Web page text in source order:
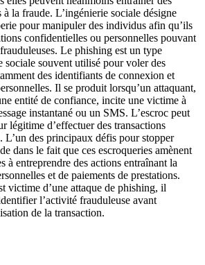
à la fraude. L’ingénierie sociale désigne
pour manipuler des individus afin qu’ils
confidentielles ou personnelles pouvant
Le phishing est un type
sociale souvent utilisé pour voler des
des identifiants de connexion et
Il se produit lorsqu’un attaquant,
entité de confiance, incite une victime à
instantané ou un SMS. L’escroc peut
légitime d’effectuer des transactions
L’un des principaux défis pour stopper
dans le fait que ces escroqueries amènent
à entreprendre des actions entraînant la
et de paiements de prestations.
victime d’une attaque de phishing, il
l’activité frauduleuse avant
de la transaction.